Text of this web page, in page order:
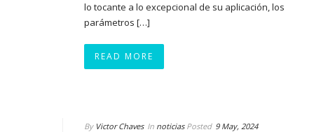
lo tocante a lo excepcional de su aplicación, los
parámetros […]
READ MORE
By Victor Chaves In noticiasPosted 9 May, 2024